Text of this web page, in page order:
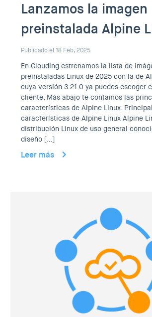
Lanzamos la imagen
preinstalada Alpine
Publicado el 18 Feb, 2025
En Clouding estrenamos la lista de
preinstaladas Linux de 2025 con la de
cuya versión 3.21.0 ya puedes escoger
cliente. Más abajo te contamos las
características de Alpine Linux.
características de Alpine Linux Alpine
distribución Linux de uso general
diseño […]
Leer más